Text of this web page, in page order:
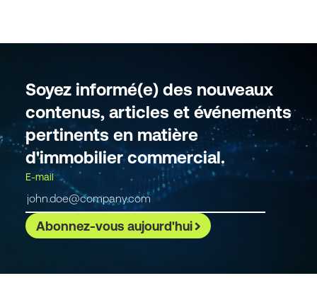
Soyez informé(e) des nouveaux
contenus, articles et événements
pertinents en matière
d'immobilier commercial.
E-mail
Abonnez-vous aujourd'hui